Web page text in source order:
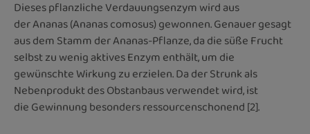
Dieses pflanzliche Verdauungsenzym wird aus
der Ananas (Ananas comosus) gewonnen. Genauer gesagt
aus dem Stamm der Ananas-Pflanze, da die süße Frucht
selbst zu wenig aktives Enzym enthält, um die
gewünschte Wirkung zu erzielen. Da der Strunk als
Nebenprodukt des Obstanbaus verwendet wird, ist
die Gewinnung besonders ressourcenschonend [2].